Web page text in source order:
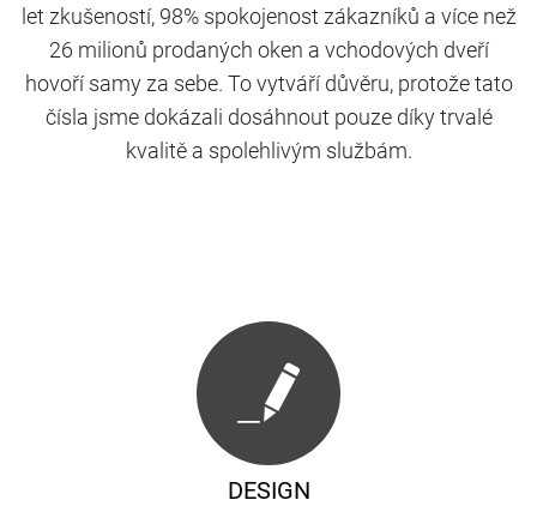
let zkušeností, 98% spokojenost zákazníků a více než
26 milionů prodaných oken a vchodových dveří
hovoří samy za sebe. To vytváří důvěru, protože tato
čísla jsme dokázali dosáhnout pouze díky trvalé
kvalitě a spolehlivým službám.
DESIGN